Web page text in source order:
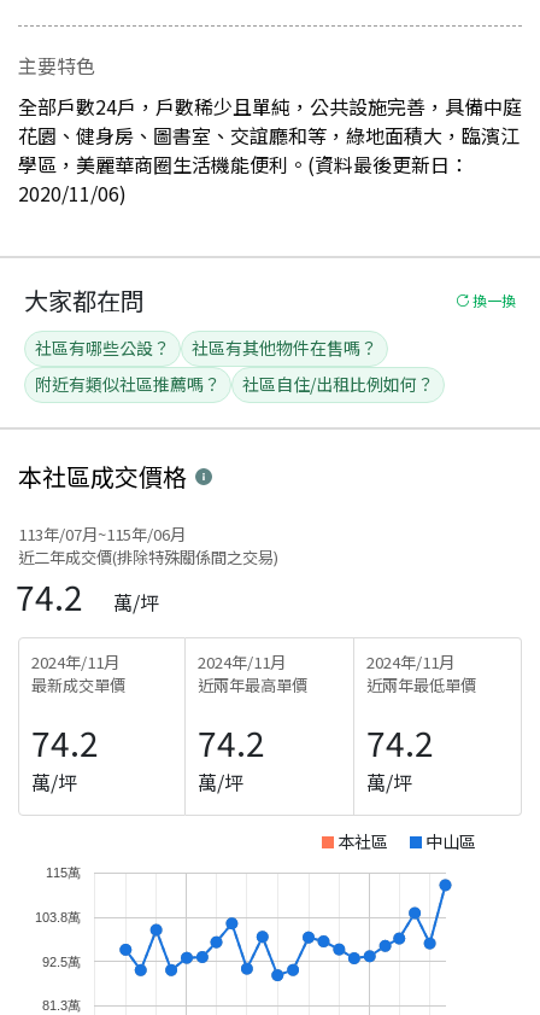
主要特色
全部戶數24戶，戶數稀少且單純，公共設施完善，具備中庭
花園、健身房、圖書室、交誼廳和等，綠地面積大，臨濱江
學區，美麗華商圈生活機能便利。(資料最後更新日：
2020/11/06)
大家都在問 換一換
社區有哪些公設？
社區有其他物件在售嗎？
附近有類似社區推薦嗎？
社區自住/出租比例如何？
本社區成交價格
113年/07月~115年/06月
近二年成交價(排除特殊關係間之交易)
74.2 萬/坪
2024年/11月
最新成交單價
74.2
萬/坪
2024年/11月
近兩年最高單價
74.2
萬/坪
2024年/11月
近兩年最低單價
74.2
萬/坪
本社區 中山區
81.3萬
92.5萬
103.8萬
115萬